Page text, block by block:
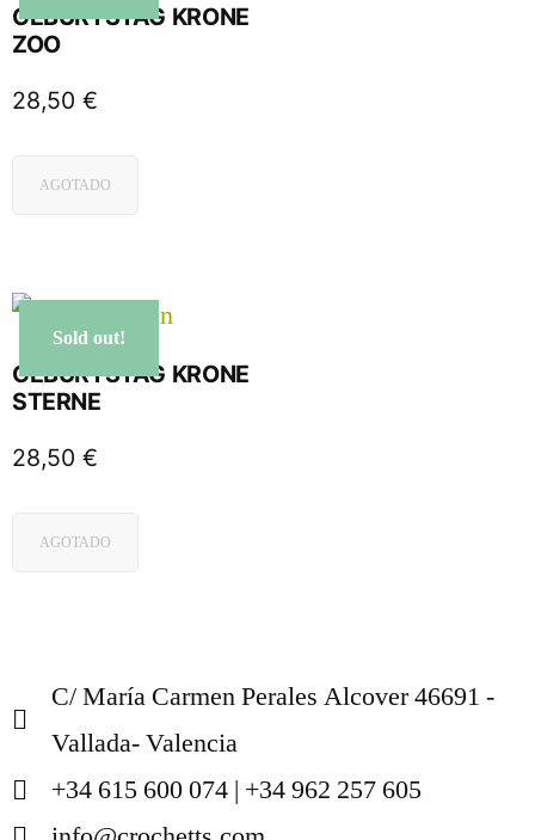
GEBURTSTAG KRONE
ZOO
28,50 €
AGOTADO
Sold out!
GEBURTSTAG KRONE
STERNE
28,50 €
AGOTADO
C/ María Carmen Perales Alcover 46691 -
Vallada- Valencia
+34 615 600 074 | +34 962 257 605